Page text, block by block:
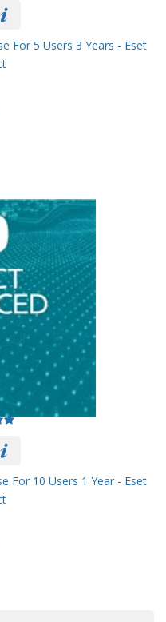
For 5 Users 3 Years - Eset
For 10 Users 1 Year - Eset